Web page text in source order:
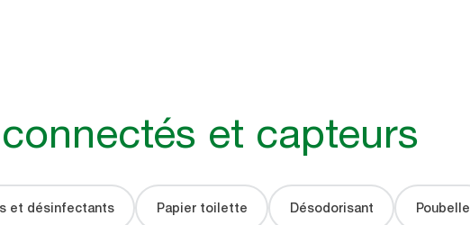
et capteurs
et désinfectants Papier toilette Désodorisant Poubelle